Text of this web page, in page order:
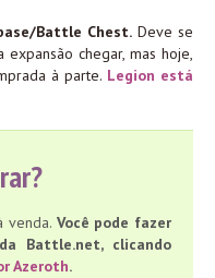
Battle Chest. Deve se
chegar, mas hoje,
à parte. Legion está
venda. Você pode fazer
Battle.net, clicando
Azeroth.